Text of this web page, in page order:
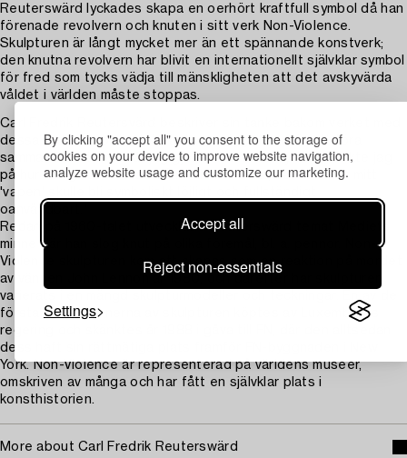
By clicking "accept all" you consent to the storage of
cookies on your device to improve website navigation,
analyze website usage and customize our marketing.
Accept all
Reject non-essentials
Settings
Reuterswärd lyckades skapa en oerhört kraftfull symbol då han
förenade revolvern och knuten i sitt verk Non-Violence.
Skulpturen är långt mycket mer än ett spännande konstverk;
den knutna revolvern har blivit en internationellt självklar symbol
för fred som tycks vädja till mänskligheten att det avskyvärda
våldet i världen måste stoppas.
Carl Fredrik Reutersvärd beskriver sin tanke bakom verket med
dessa ord "Humor är det bästa verktyg vi har för att föra
samman människor. När jag gjorde min fredssymbol, tänkte jag
på hur viktigt det var att få med lite humor, bara för att mitt
'vapen' skulle bli symboliskt löjligt och fullständigt
oanvändbart."
Redan på 1960-talet utvecklade Reuterswärd temat Mediets
minne där han slog knut på olika föremål, bl. a. pennor. Non-
Violence skulpturen kom att skapas som en reaktion på mordet
av vännen John Lennon år 1980, och därefter har skulpturen
varierats i en mängd skulpturmodeller och teckningar. En av de
första tre versionerna av skulpturen köptes av Luxemburgs
regering och skänktes år 1988 i gåva till FN, där den alltsedan
dess haft sin rättmätiga plats framför FN-byggnaden i New
York. Non-Violence är representerad på världens museer,
omskriven av många och har fått en självklar plats i
konsthistorien.
More about Carl Fredrik Reuterswärd